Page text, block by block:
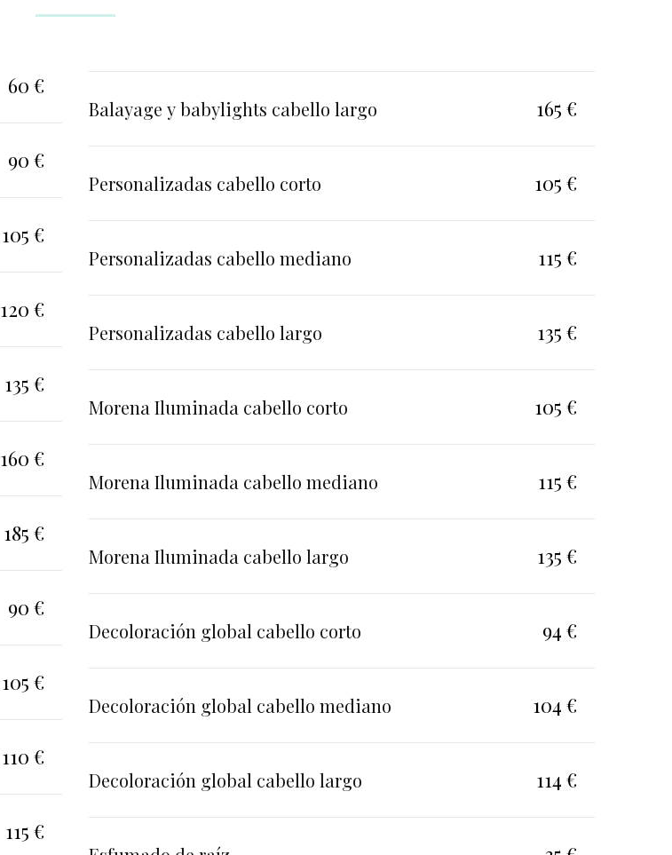
60 €
90 €
105 €
120 €
135 €
160 €
185 €
90 €
105 €
110 €
115 €
Balayage y babylights cabello largo 165 €
Personalizadas cabello corto 105 €
Personalizadas cabello mediano 115 €
Personalizadas cabello largo 135 €
Morena Iluminada cabello corto 105 €
Morena Iluminada cabello mediano 115 €
Morena Iluminada cabello largo 135 €
Decoloración global cabello corto 94 €
Decoloración global cabello mediano 104 €
Decoloración global cabello largo 114 €